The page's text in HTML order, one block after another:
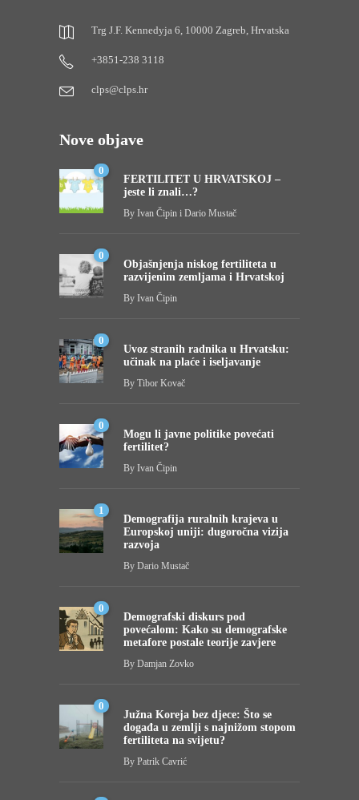
Trg J.F. Kennedyja 6, 10000 Zagreb, Hrvatska
+3851-238 3118
clps@clps.hr
Nove objave
0
FERTILITET U HRVATSKOJ –
jeste li znali…?
By Ivan Čipin i Dario Mustač
0
Objašnjenja niskog fertiliteta u
razvijenim zemljama i Hrvatskoj
By Ivan Čipin
0
Uvoz stranih radnika u Hrvatsku:
učinak na plaće i iseljavanje
By Tibor Kovač
0
Mogu li javne politike povećati
fertilitet?
By Ivan Čipin
1
Demografija ruralnih krajeva u
Europskoj uniji: dugoročna vizija
razvoja
By Dario Mustač
0
Demografski diskurs pod
povećalom: Kako su demografske
metafore postale teorije zavjere
By Damjan Zovko
0
Južna Koreja bez djece: Što se
događa u zemlji s najnižom stopom
fertiliteta na svijetu?
By Patrik Cavrić